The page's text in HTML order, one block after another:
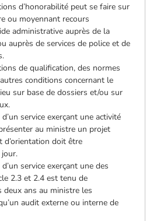
d’honorabilité peut se faire sur
ou moyennant recours
administrative auprès de la
auprès de services de police et de
de qualification, des normes
conditions concernant le
sur base de dossiers et/ou sur
service exerçant une activité
au ministre un projet
d’orientation doit être
service exerçant une des
2.3 et 2.4 est tenu de
ans au ministre les
audit externe ou interne de